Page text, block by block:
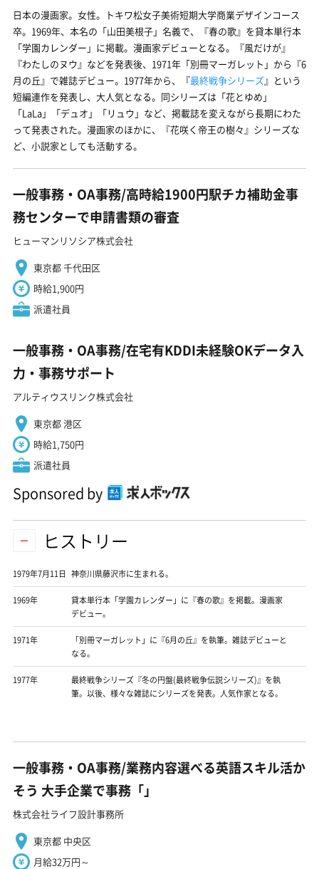
日本の漫画家。女性。トキワ松女子美術短期大学商業デザインコース
卒。1969年、本名の「山田美根子」名義で、『春の歌』を貸本単行本
「学園カレンダー」に掲載。漫画家デビューとなる。『風だけが』
『わたしのヌウ』などを発表後、1971年「別冊マーガレット」から『6
月の丘』で雑誌デビュー。1977年から、『最終戦争シリーズ』という
短編連作を発表し、大人気となる。同シリーズは「花とゆめ」
「LaLa」「デュオ」「リュウ」など、掲載誌を変えながら長期にわた
って発表された。漫画家のほかに、『花咲く帝王の樹々』シリーズな
ど、小説家としても活動する。
一般事務・OA事務/高時給1900円駅チカ補助金事
務センターで申請書類の審査
ヒューマンリソシア株式会社
東京都 千代田区
時給1,900円
派遣社員
一般事務・OA事務/在宅有KDDI未経験OKデータ入
力・事務サポート
アルティウスリンク株式会社
東京都 港区
時給1,750円
派遣社員
Sponsored by
ヒストリー
1979年7月11日 神奈川県藤沢市に生まれる。
1969年
貸本単行本「学園カレンダー」に『春の歌』を掲載。漫画家
デビュー。
1971年
「別冊マーガレット」に『6月の丘』を執筆。雑誌デビューと
なる。
1977年
最終戦争シリーズ『冬の円盤(最終戦争伝説シリーズ)』を執
筆。以後、様々な雑誌にシリーズを発表。人気作家となる。
一般事務・OA事務/業務内容選べる英語スキル活か
そう 大手企業で事務「」
株式会社ライフ設計事務所
東京都 中央区
月給32万円～